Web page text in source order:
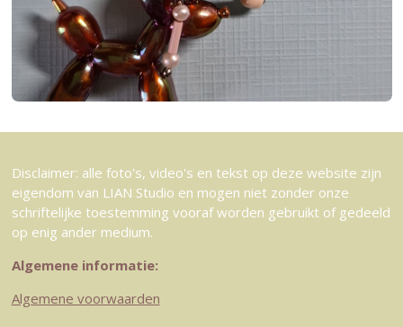
Disclaimer: alle foto's, video's en tekst op deze website zijn
eigendom van LIAN Studio en mogen niet zonder onze
schriftelijke toestemming vooraf worden gebruikt of gedeeld
op enig ander medium.
Algemene informatie:
Algemene voorwaarden